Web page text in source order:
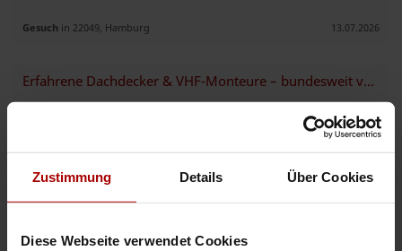
Zustimmung Details Über Cookies
Diese Webseite verwendet Cookies
Gesuch in 22049, Hamburg 13.07.2026
Erfahrene Dachdecker & VHF-Monteure – bundesweit verfügbar
.. ErfahreneDachdecker & VHF-Monteure – bundesweit verfügbar Wir
decker sowie Fachkräfte für
vorgehängte hinterlüftete Fassaden (VHF) zur Verfügung. ✔ Erfahre ..
Jetzt mit der Auftragsbank starten